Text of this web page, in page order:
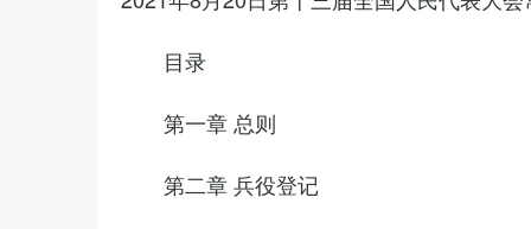
目录
第一章 总则
第二章 兵役登记